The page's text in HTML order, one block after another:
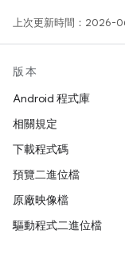
上次更新時間：2026-
版本
Android 程式庫
相關規定
下載程式碼
預覽二進位檔
原廠映像檔
驅動程式二進位檔